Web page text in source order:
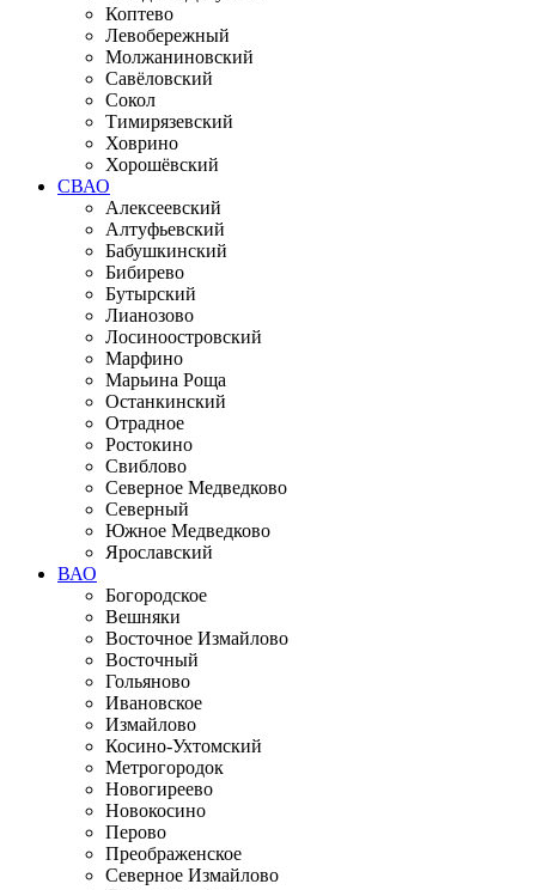
Коптево
Левобережный
Молжаниновский
Савёловский
Сокол
Тимирязевский
Ховрино
Хорошёвский
СВАО
Алексеевский
Алтуфьевский
Бабушкинский
Бибирево
Бутырский
Лианозово
Лосиноостровский
Марфино
Марьина Роща
Останкинский
Отрадное
Ростокино
Свиблово
Северное Медведково
Северный
Южное Медведково
Ярославский
ВАО
Богородское
Вешняки
Восточное Измайлово
Восточный
Гольяново
Ивановское
Измайлово
Косино-Ухтомский
Метрогородок
Новогиреево
Новокосино
Перово
Преображенское
Северное Измайлово